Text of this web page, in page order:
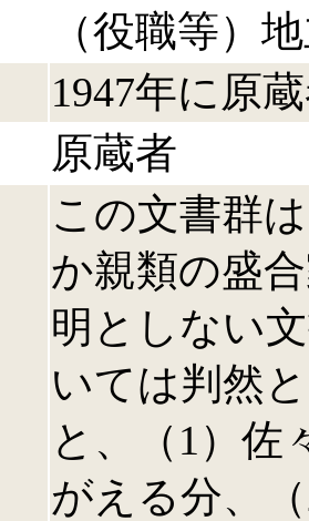
（役職等）
1947年に原
原蔵者
この文書群
か親類の盛
明としない
いては判然
と、（1）佐
がえる分、